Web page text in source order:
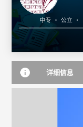
中专 • 公立 •
info 详细信息